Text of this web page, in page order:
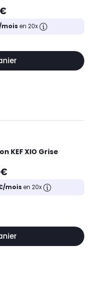
moisen 20x
KEF XIO Grise
moisen 20x